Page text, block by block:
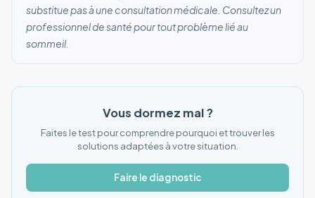
substitue pas à une consultation médicale. Consultez un
professionnel de santé pour tout problème lié au
sommeil.
Vous dormez mal ?
Faites le test pour comprendre pourquoi et trouver les
solutions adaptées à votre situation.
Faire le diagnostic